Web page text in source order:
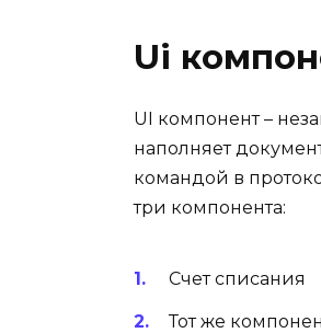
Ui
UI компонент –
наполняет
командой в
три компонента:
Счет списания
Тот же